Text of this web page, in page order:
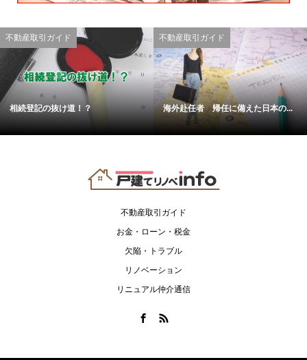
不動産取引ガイド
相続登記の抜け道！？
不動産取引ガイド
海外赴任者 帰任に備えた日本の...
不動産取引ガイド
お金・ローン・税金
欠陥・トラブル
リノベーション
リニュアル仲介通信